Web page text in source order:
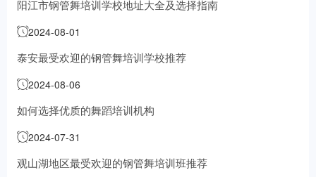
阳江市钢管舞培训学校地址大全及选择指南
2024-08-01
泰安最受欢迎的钢管舞培训学校推荐
2024-08-06
如何选择优质的舞蹈培训机构
2024-07-31
观山湖地区最受欢迎的钢管舞培训班推荐